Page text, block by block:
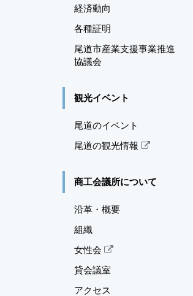
経済動向
各種証明
尾道市産業支援事業推進
協議会
観光イベント
尾道のイベント
尾道の観光情報
商工会議所について
沿革・概要
組織
女性会
貸会議室
アクセス